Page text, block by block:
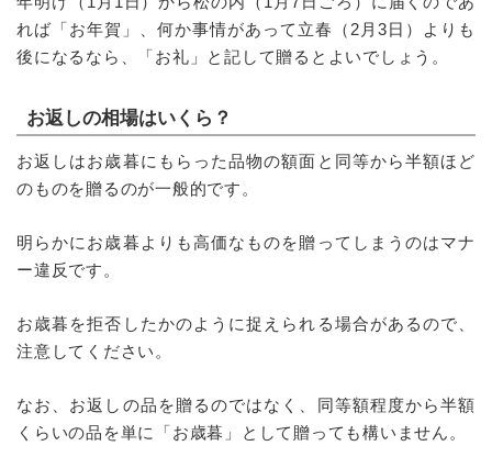
れば「お年賀」、何か事情があって立春（2月3日）よりも
後になるなら、「お礼」と記して贈るとよいでしょう。
お返しの相場はいくら？
お返しはお歳暮にもらった品物の額面と同等から半額ほど
のものを贈るのが一般的です。
明らかにお歳暮よりも高価なものを贈ってしまうのはマナ
ー違反です。
お歳暮を拒否したかのように捉えられる場合があるので、
注意してください。
なお、お返しの品を贈るのではなく、同等額程度から半額
くらいの品を単に「お歳暮」として贈っても構いません。